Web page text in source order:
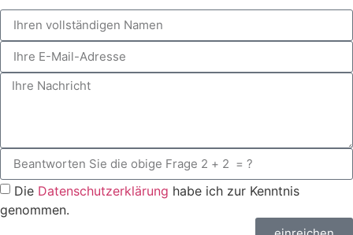
Die Datenschutzerklärung habe ich zur Kenntnis
genommen.